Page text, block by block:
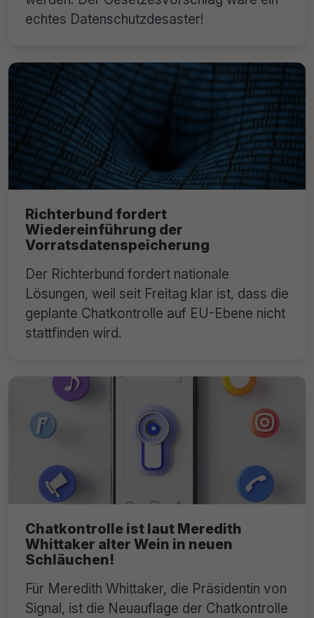
echtes Datenschutzdesaster!
Richterbund fordert
Wiedereinführung der
Vorratsdatenspeicherung
Der Richterbund fordert nationale
Lösungen, weil seit Freitag klar ist, dass die
geplante Chatkontrolle auf EU-Ebene nicht
stattfinden wird.
Chatkontrolle ist laut Meredith
Whittaker alter Wein in neuen
Schläuchen!
Für Meredith Whittaker, die Präsidentin von
Signal, ist die Neuauflage der Chatkontrolle